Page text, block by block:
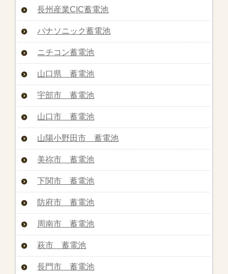
長州産業CIC蓄電池
パナソニック蓄電池
ニチコン蓄電池
山口県 蓄電池
宇部市 蓄電池
山口市 蓄電池
山陽小野田市 蓄電池
美祢市 蓄電池
下関市 蓄電池
防府市 蓄電池
周南市 蓄電池
萩市 蓄電池
長門市 蓄電池